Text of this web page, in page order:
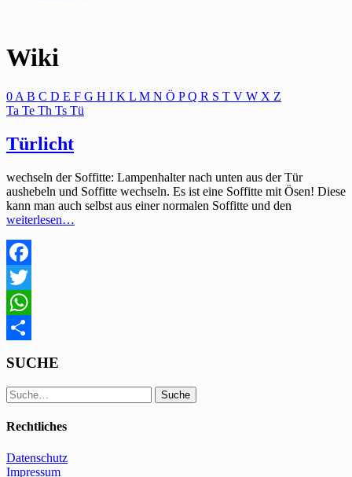
Wiki
0 A B C D E F G H I K L M N Ö PQ R S T V W X Z
Ta Te Th Ts Tü
Türlicht
wechseln der Soffitte: Lampenhalter nach unten aus der Tür
aushebeln und Soffitte wechseln. Es ist eine Soffitte mit Ösen! Diese
kann man auch selbst aus einer normalen Soffitte und den
weiterlesen…
Facebook
Twitter
WhatsApp
SUCHE
Suche Suche
Rechtliches
Datenschutz
Impressum